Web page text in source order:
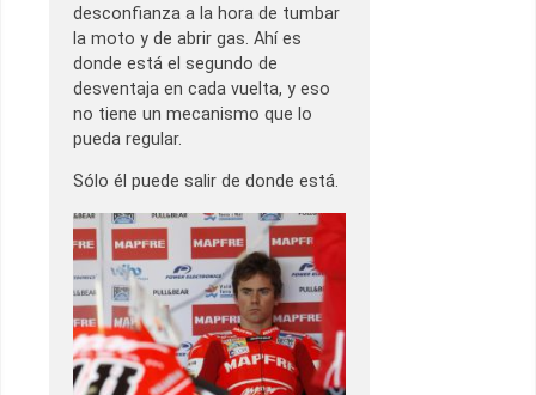
desconfianza a la hora de tumbar
la moto y de abrir gas. Ahí es
donde está el segundo de
desventaja en cada vuelta, y eso
no tiene un mecanismo que lo
pueda regular.
Sólo él puede salir de donde está.